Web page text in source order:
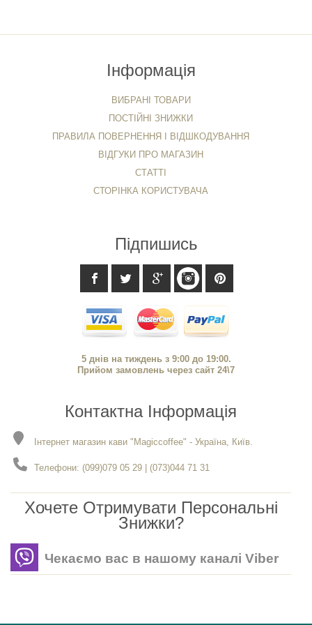
Інформація
ВИБРАНІ ТОВАРИ
ПОСТІЙНІ ЗНИЖКИ
ПРАВИЛА ПОВЕРНЕННЯ І ВІДШКОДУВАННЯ
ВІДГУКИ ПРО МАГАЗИН
СТАТТІ
СТОРІНКА КОРИСТУВАЧА
Підпишись
5 днів на тиждень з 9:00 до 19:00.
Прийом замовлень через сайт 24\7
Контактна Інформація
Інтернет магазин кави "Magiccoffee" - Україна, Київ.
Телефони: (099)079 05 29 | (073)044 71 31
Хочете Отримувати Персональні
Знижки?
Чекаємо вас в нашому каналі Viber